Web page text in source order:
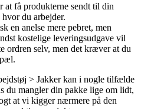
at få produkterne sendt til din
hvor du arbejder.
en anelse mere pebret, men
kostelige leveringsudgave vil
ordren selv, men det kræver at du
> Jakker kan i nogle tilfælde
du mangler din pakke lige om lidt,
at vi kigger nærmere på den